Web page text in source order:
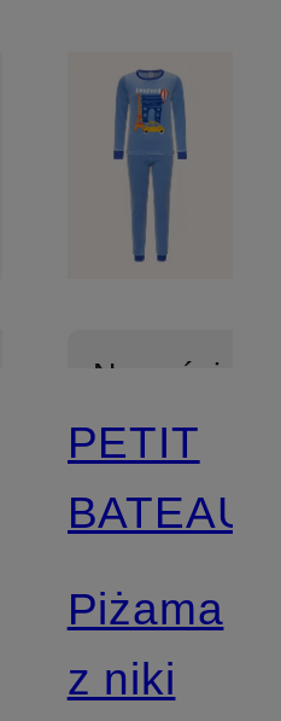
Nowości
PETIT
BATEAU
Piżama
z niki